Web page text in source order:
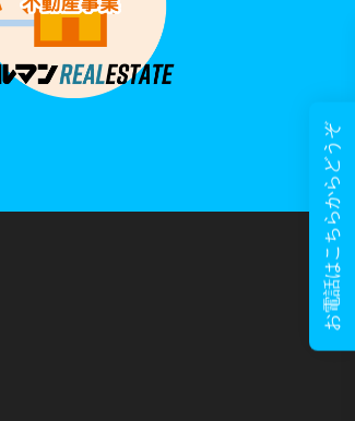
お電話はこちらからどうぞ